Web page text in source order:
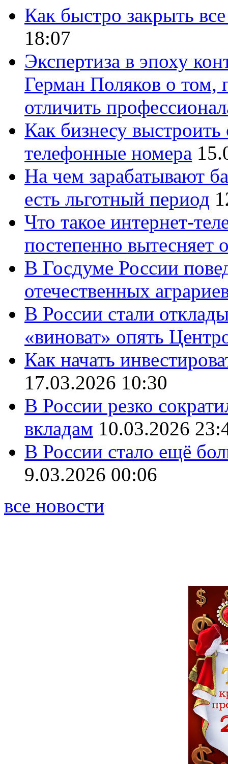
Как быстро закрыть
18:07
Экспертиза в эпоху
Герман Поляков о том,
отличить
Как бизнесу
телефонные номера
На чем зарабатывают
есть льготный период
Что такое интернет-
постепенно вытесняет
В Госдуме России
отечественных
В России стали
«виноват» опять
Как начать
17.03.2026 10:30
В России резко
вкладам 10.03.2026
В России стало ещё
9.03.2026 00:06
все новости